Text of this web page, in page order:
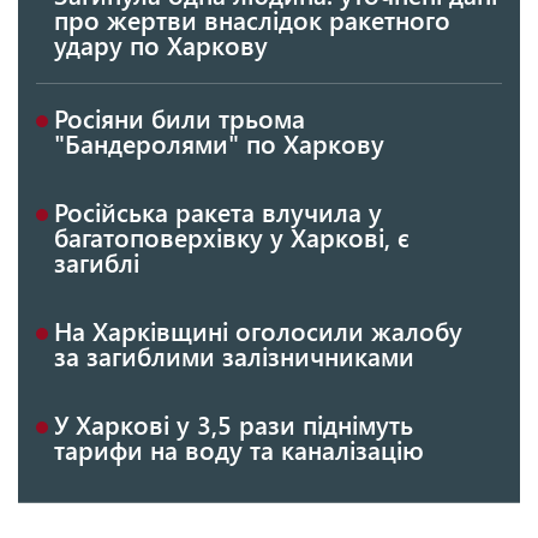
про жертви внаслідок ракетного
удару по Харкову
Росіяни били трьома
"Бандеролями" по Харкову
Російська ракета влучила у
багатоповерхівку у Харкові, є
загиблі
На Харківщині оголосили жалобу
за загиблими залізничниками
У Харкові у 3,5 рази піднімуть
тарифи на воду та каналізацію